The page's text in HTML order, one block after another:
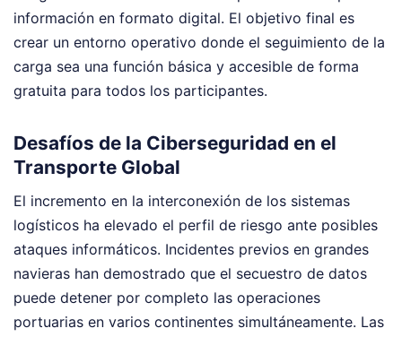
información en formato digital. El objetivo final es
crear un entorno operativo donde el seguimiento de la
carga sea una función básica y accesible de forma
gratuita para todos los participantes.
Desafíos de la Ciberseguridad en el
Transporte Global
El incremento en la interconexión de los sistemas
logísticos ha elevado el perfil de riesgo ante posibles
ataques informáticos. Incidentes previos en grandes
navieras han demostrado que el secuestro de datos
puede detener por completo las operaciones
portuarias en varios continentes simultáneamente. Las